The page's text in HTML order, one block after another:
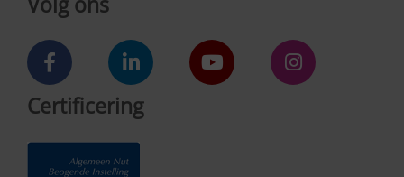
Certificering